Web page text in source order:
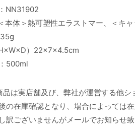
NN31902
体＞熱可塑性エラストマー、＜キ
）22×7×4.5cm
500ml
品は実店舗及び、弊社が運営する他シ
の在庫確認となり、場合によっては
訳ございませんがメールでお知らせ